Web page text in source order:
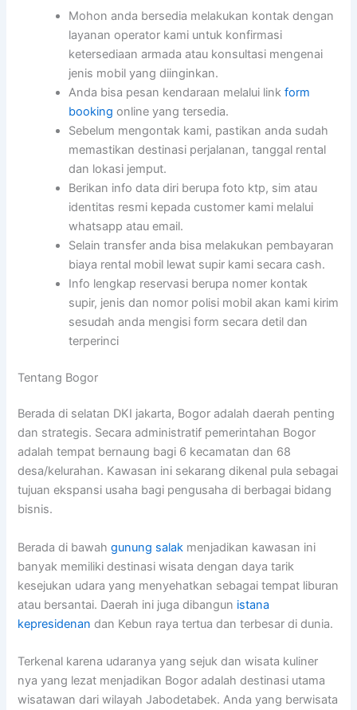
Mohon anda bersedia melakukan kontak dengan
layanan operator kami untuk konfirmasi
ketersediaan armada atau konsultasi mengenai
jenis mobil yang diinginkan.
Anda bisa pesan kendaraan melalui linkform
booking online yang tersedia.
Sebelum mengontak kami, pastikan anda sudah
memastikan destinasi perjalanan, tanggal rental
dan lokasi jemput.
Berikan info data diri berupa foto ktp, sim atau
identitas resmi kepada customer kami melalui
whatsapp atau email.
Selain transfer anda bisa melakukan pembayaran
biaya rental mobil lewat supir kami secara cash.
Info lengkap reservasi berupa nomer kontak
supir, jenis dan nomor polisi mobil akan kami kirim
sesudah anda mengisi form secara detil dan
terperinci
Tentang Bogor
Berada di selatan DKI jakarta, Bogor adalah daerah penting
dan strategis. Secara administratif pemerintahan Bogor
adalah tempat bernaung bagi 6 kecamatan dan 68
desa/kelurahan. Kawasan ini sekarang dikenal pula sebagai
tujuan ekspansi usaha bagi pengusaha di berbagai bidang
bisnis.
Berada di bawahgunung salak menjadikan kawasan ini
banyak memiliki destinasi wisata dengan daya tarik
kesejukan udara yang menyehatkan sebagai tempat liburan
atau bersantai. Daerah ini juga dibangun istana
kepresidenan dan Kebun raya tertua dan terbesar di dunia.
Terkenal karena udaranya yang sejuk dan wisata kuliner
nya yang lezat menjadikan Bogor adalah destinasi utama
wisatawan dari wilayah Jabodetabek. Anda yang berwisata